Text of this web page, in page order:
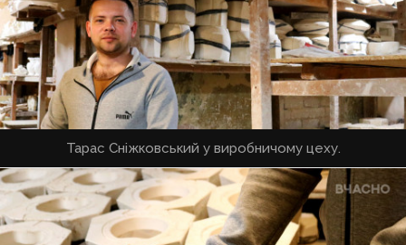
Тарас Сніжковський у виробничому цеху.